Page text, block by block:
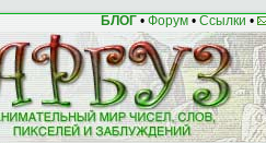
БЛОГ• Форум• Ссылки •